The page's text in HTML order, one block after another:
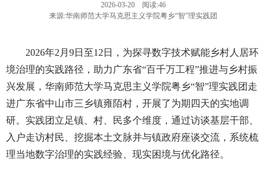
2026-03-20 阅读:46
来源:华南师范大学马克思主义学院粤乡“智”理实践团
2026年2月9日至12日，为探寻数字技术赋能乡村人居环
境治理的实践路径，助力广东省“百千万工程”推进与乡村振
兴发展，华南师范大学马克思主义学院粤乡“智”理实践团走
进广东省中山市三乡镇雍陌村，开展了为期四天的实地调
研。实践团立足镇、村、民多个维度，通过访谈基层干部、
入户走访村民、挖掘本土文脉并与镇政府座谈交流，系统梳
理当地数字治理的实践经验、现实困境与优化路径。